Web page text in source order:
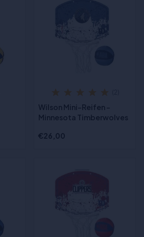
Wilson Mini-Reifen -
Minnesota Timberwolves
€26,00